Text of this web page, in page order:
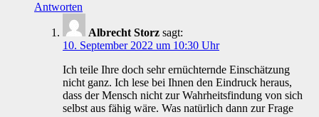
Antworten
Albrecht Storz sagt:
10. September 2022 um 10:30 Uhr
Ich teile Ihre doch sehr ernüchternde Einschätzung
nicht ganz. Ich lese bei Ihnen den Eindruck heraus,
dass der Mensch nicht zur Wahrheitsfindung von sich
selbst aus fähig wäre. Was natürlich dann zur Frage